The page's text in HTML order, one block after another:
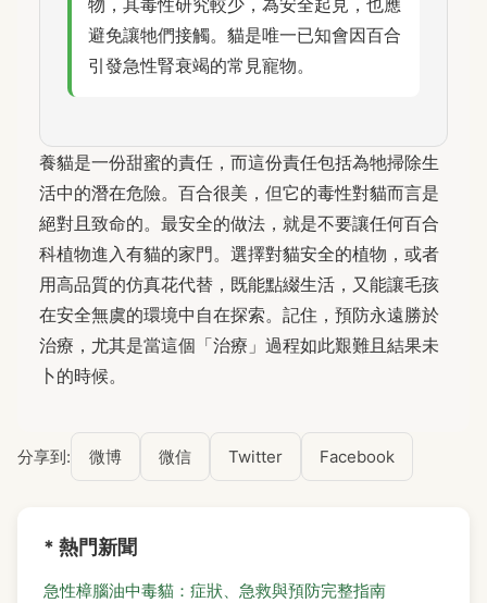
避免讓牠們接觸。貓是唯一已知會因百合
引發急性腎衰竭的常見寵物。
養貓是一份甜蜜的責任，而這份責任包括為牠掃除生
活中的潛在危險。百合很美，但它的毒性對貓而言是
絕對且致命的。最安全的做法，就是不要讓任何百合
科植物進入有貓的家門。選擇對貓安全的植物，或者
用高品質的仿真花代替，既能點綴生活，又能讓毛孩
在安全無虞的環境中自在探索。記住，預防永遠勝於
治療，尤其是當這個「治療」過程如此艱難且結果未
卜的時候。
分享到: 微博 微信 Twitter Facebook
* 熱門新聞
急性樟腦油中毒貓：症狀、急救與預防完整指南